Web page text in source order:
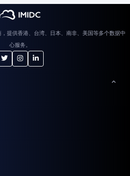
提供香港、台湾、日本、南非、美国等多个数据中
心服务。